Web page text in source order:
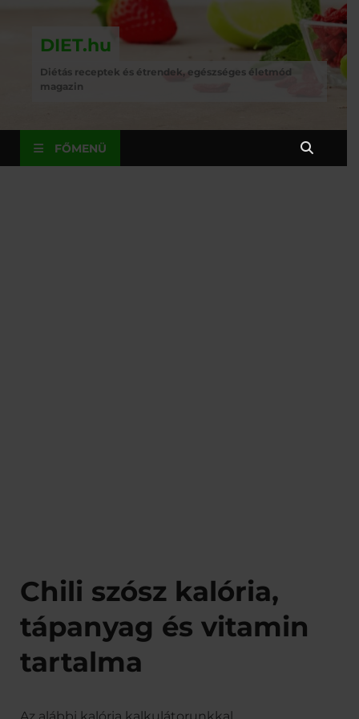
DIET.hu
Diétás receptek és étrendek, egészséges életmód
magazin
FŐMENÜ
Chili szósz kalória,
tápanyag és vitamin
tartalma